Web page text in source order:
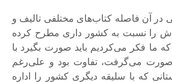
در آن فاصله کتاب‌های مختلفی تالیف و
را نسبت به کشور داری مطرح کرده
ما فکر می‌کردیم باید صورت بگیرد با
صورت می‌گرفت، تفاوت بود و علی‌رغم
که با سلیقه دیگری کشور را اداره